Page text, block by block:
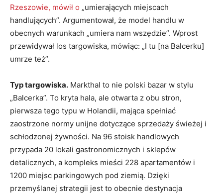
Rzeszowie, mówił o „umierających miejscach
handlujących”. Argumentował, że model handlu w
obecnych warunkach „umiera nam wszędzie”. Wprost
przewidywał los targowiska, mówiąc: „I tu [na Balcerku]
umrze też”.
Typ targowiska. Markthal to nie polski bazar w stylu
„Balcerka”. To kryta hala, ale otwarta z obu stron,
pierwsza tego typu w Holandii, mająca spełniać
zaostrzone normy unijne dotyczące sprzedaży świeżej i
schłodzonej żywności. Na 96 stoisk handlowych
przypada 20 lokali gastronomicznych i sklepów
detalicznych, a kompleks mieści 228 apartamentów i
1200 miejsc parkingowych pod ziemią. Dzięki
przemyślanej strategii jest to obecnie destynacja